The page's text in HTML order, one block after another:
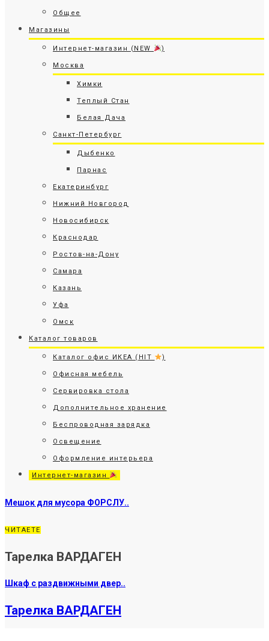
Общее
Магазины
Интернет-магазин (NEW )
Москва
Химки
Теплый Стан
Белая Дача
Санкт-Петербург
Дыбенко
Парнас
Екатеринбург
Нижний Новгород
Новосибирск
Краснодар
Ростов-на-Дону
Самара
Казань
Уфа
Омск
Каталог товаров
Каталог офис ИКЕА (HIT )
Офисная мебель
Сервировка стола
Дополнительное хранение
Беспроводная зарядка
Освещение
Оформление интерьера
Интернет-магазин
Мешок для мусора ФОРСЛУ..
ЧИТАЕТЕ
Тарелка ВАРДАГЕН
Шкаф с раздвижными двер..
Тарелка ВАРДАГЕН